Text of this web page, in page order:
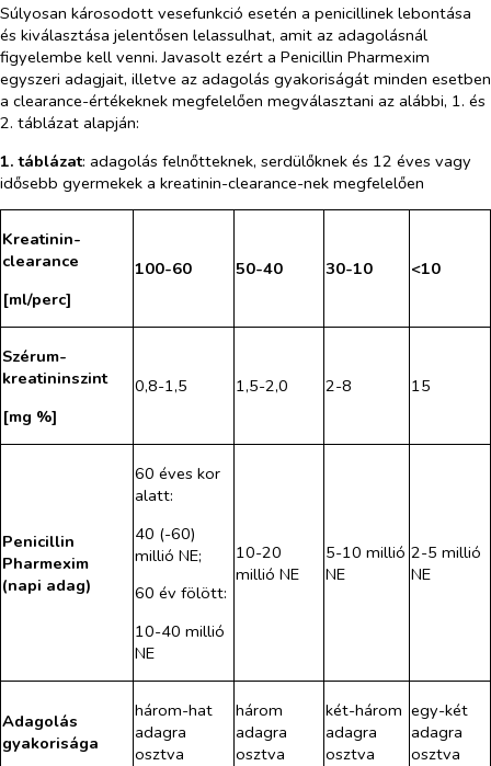
Súlyosan károsodott vesefunkció esetén a penicillinek lebontása
és kiválasztása jelentősen lelassulhat, amit az adagolásnál
figyelembe kell venni. Javasolt ezért a Penicillin Pharmexim
egyszeri adagjait, illetve az adagolás gyakoriságát minden esetben
a clearance-értékeknek megfelelően megválasztani az alábbi, 1. és
2. táblázat alapján:
1. táblázat: adagolás felnőtteknek, serdülőknek és 12 éves vagy
idősebb gyermekek a kreatinin-clearance-nek megfelelően
Kreatinin-
clearance
[ml/perc]
100-60 50-40 30-10 <10
Szérum-
kreatininszint
[mg %]
0,8-1,5 1,5-2,0 2-8 15
Penicillin
Pharmexim
(napi adag)
60 éves kor
alatt:
40 (-60)
millió NE;
60 év fölött:
10-40 millió
NE
10-20
millió NE
5-10 millió
NE
2-5 millió
NE
Adagolás
gyakorisága
három-hat
adagra
osztva
három
adagra
osztva
két-három
adagra
osztva
egy-két
adagra
osztva